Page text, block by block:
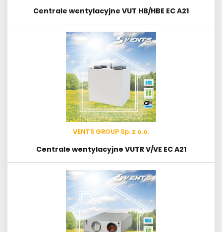
Centrale wentylacyjne VUT HB/HBE EC A21
VENTS GROUP Sp. z o.o.
Centrale wentylacyjne VUTR V/VE EC A21